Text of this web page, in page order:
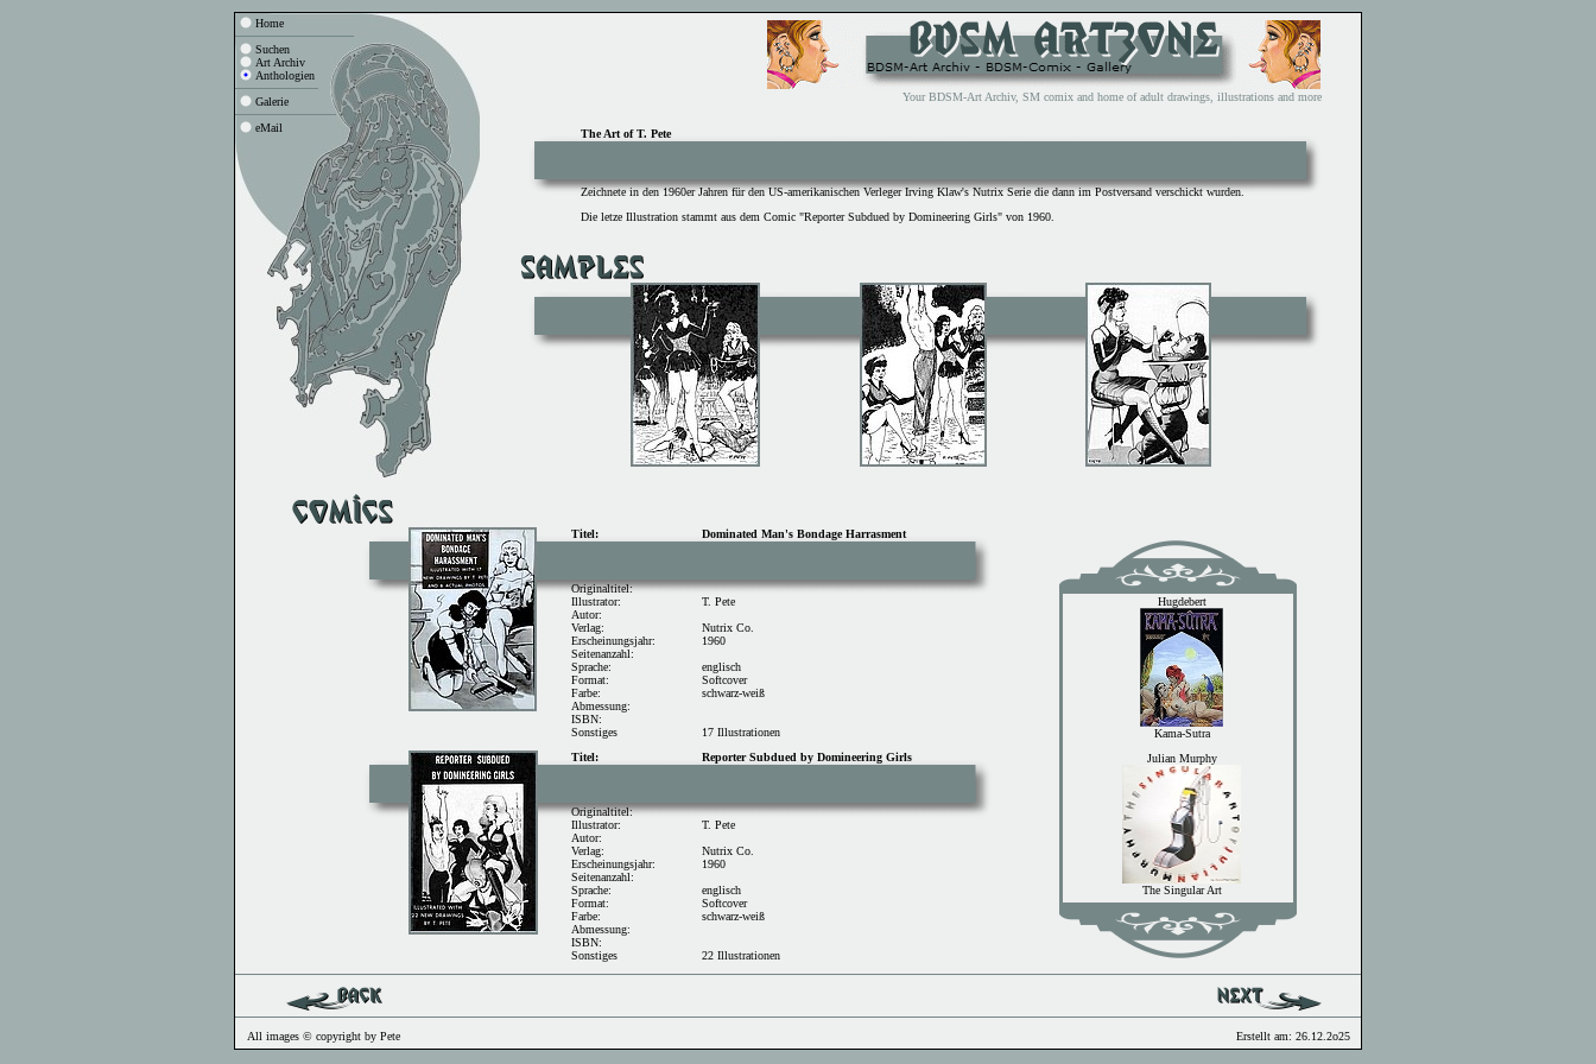
Home
Suchen
Art Archiv
Anthologien
Galerie
eMail
Your BDSM-Art Archiv, SM comix and home of adult drawings, illustrations and more
The Art of T. Pete
Zeichnete in den 1960er Jahren für den US-amerikanischen Verleger Irving Klaw's Nutrix Serie die dann im Postversand verschickt wurden.
Die letze Illustration stammt aus dem Comic "Reporter Subdued by Domineering Girls" von 1960.
Titel: Dominated Man's Bondage Harrasment
Originaltitel:
Illustrator:
Autor:
Verlag:
Erscheinungsjahr:
Seitenanzahl:
Sprache:
Format:
Farbe:
Abmessung:
ISBN:
Sonstiges
T. Pete
Nutrix Co.
1960
englisch
Softcover
schwarz-weiß
17 Illustrationen
Titel:
Reporter Subdued by Domineering Girls
Originaltitel:
Illustrator:
Autor:
Verlag:
Erscheinungsjahr:
Seitenanzahl:
Sprache:
Format:
Farbe:
Abmessung:
ISBN:
Sonstiges
T. Pete
Nutrix Co.
1960
englisch
Softcover
schwarz-weiß
22 Illustrationen
All images © copyright by Pete Erstellt am: 26.12.2o25